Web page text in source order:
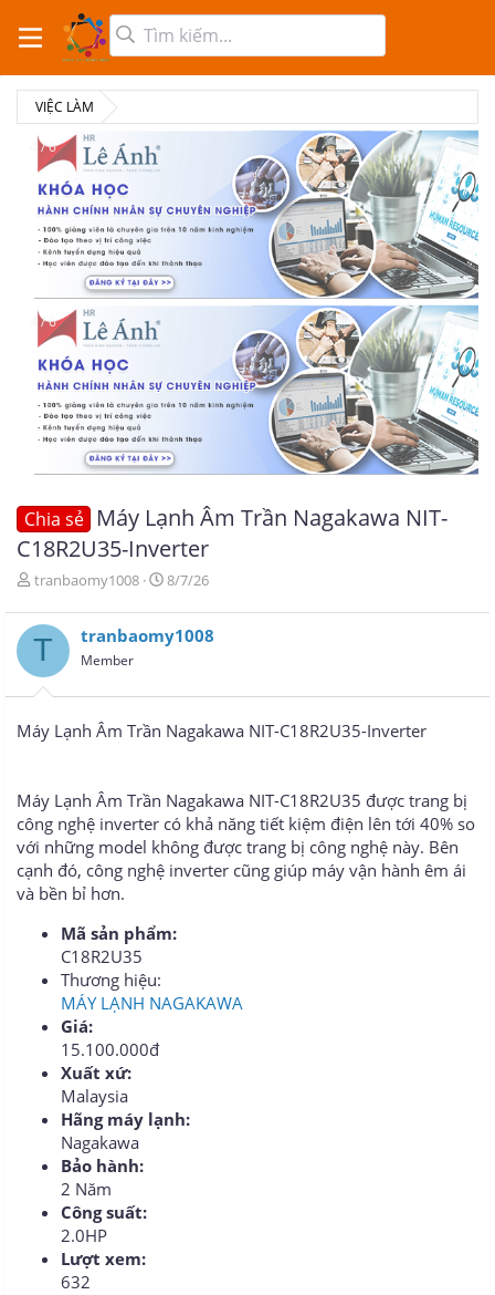
VIỆC LÀM
4 / 6
4 / 6
Chia sẻ
Máy Lạnh Âm Trần Nagakawa NIT-
C18R2U35-Inverter
T
r
e
d
s
a
e
r
tranbaomy1008
N
à
y
i
8/7/26
T tranbaomy1008
Member
Máy Lạnh Âm Trần Nagakawa NIT-C18R2U35-Inverter
Máy Lạnh Âm Trần Nagakawa NIT-C18R2U35 được trang bị
công nghệ inverter có khả năng tiết kiệm điện lên tới 40% so
với những model không được trang bị công nghệ này. Bên
cạnh đó, công nghệ inverter cũng giúp máy vận hành êm ái
và bền bỉ hơn.
Mã sản phẩm:
C18R2U35
Thương hiệu:
MÁY LẠNH NAGAKAWA
Giá:
15.100.000đ
Xuất xứ:
Malaysia
Hãng máy lạnh:
Nagakawa
Bảo hành:
2 Năm
Công suất:
2.0HP
Lượt xem:
632